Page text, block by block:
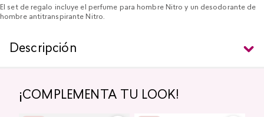
El set de regalo incluye el perfume para hombre Nitro y un desodorante de
hombre antitranspirante Nitro.
Descripción
¡COMPLEMENTA TU LOOK!